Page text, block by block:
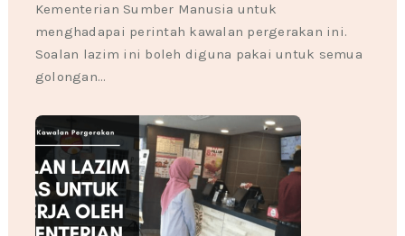
Kementerian Sumber Manusia untuk
menghadapai perintah kawalan pergerakan ini.
Soalan lazim ini boleh diguna pakai untuk semua
golongan…